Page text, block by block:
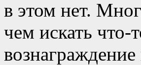
в этом нет.
чем искать